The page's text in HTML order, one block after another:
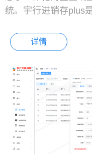
统。宇行进销存plus
详情